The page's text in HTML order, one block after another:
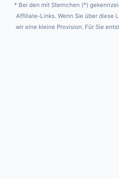
* Bei den mit Sternchen (*)
Affiliate-Links. Wenn Sie über diese
wir eine kleine Provision. Für Sie